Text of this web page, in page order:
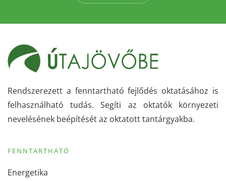
Rendszerezett a fenntartható fejlődés oktatásához is
felhasználható tudás. Segíti az oktatók környezeti
nevelésének beépítését az oktatott tantárgyakba.
FENNTARTHATÓ
Energetika